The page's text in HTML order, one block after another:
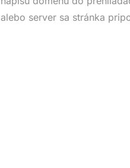
alebo server sa stránka